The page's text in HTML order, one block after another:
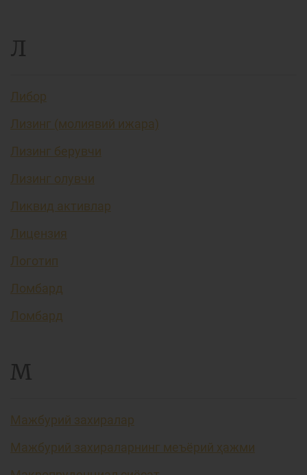
Л
Либор
Лизинг (молиявий ижара)
Лизинг берувчи
Лизинг олувчи
Ликвид активлар
Лицензия
Логотип
Ломбард
Ломбард
М
Мажбурий захиралар
Мажбурий захираларнинг меъёрий ҳажми